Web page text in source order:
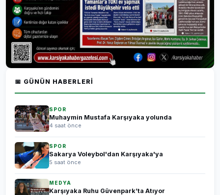
📅 GÜNÜN HABERLERI
SPOR
Muhaymin Mustafa Karşıyaka yolunda
4 saat önce
SPOR
Sakarya Voleybol'dan Karşıyaka'ya
5 saat önce
MEDYA
Karşıyaka Ruhu Güvenpark’ta Atıyor